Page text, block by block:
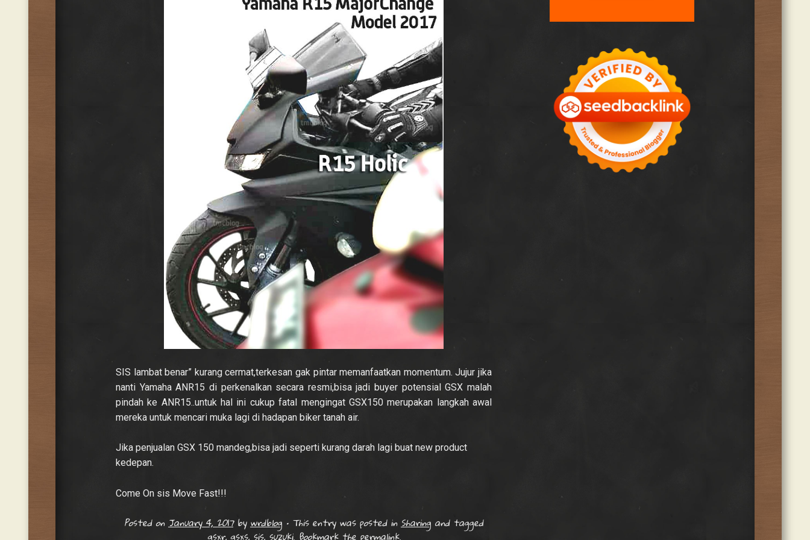
SIS lambat benar” kurang cermat,terkesan gak pintar memanfaatkan momentum. Jujur jika
nanti Yamaha ANR15 di perkenalkan secara resmi,bisa jadi buyer potensial GSX malah
pindah ke ANR15..untuk hal ini cukup fatal mengingat GSX150 merupakan langkah awal
mereka untuk mencari muka lagi di hadapan biker tanah air.
Jika penjualan GSX 150 mandeg,bisa jadi seperti kurang darah lagi buat new product
kedepan.
Come On sis Move Fast!!!
Posted onJanuary 4, 2017bywrdblog • This entry was posted inSharing and tagged
gsxr, gsxs, sis, suzuki. Bookmark the permalink.